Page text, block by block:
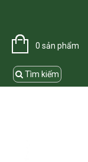
0 sản phẩm
Tìm kiếm